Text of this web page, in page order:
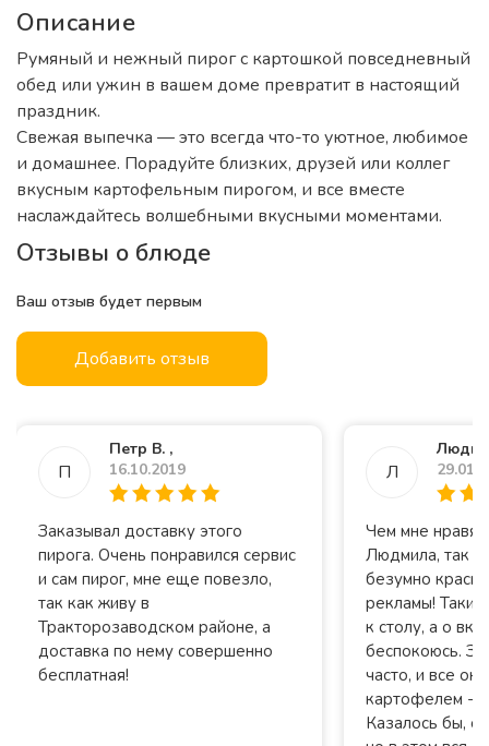
Описание
Румяный и нежный пирог с картошкой повседневный
обед или ужин в вашем доме превратит в настоящий
праздник.
Свежая выпечка — это всегда что-то уютное, любимое
и домашнее. Порадуйте близких, друзей или коллег
вкусным картофельным пирогом, и все вместе
наслаждайтесь волшебными вкусными моментами.
Отзывы о блюде
Ваш отзыв будет первым
Добавить отзыв
П
Петр В. ,
16.10.2019
Заказывал доставку этого
пирога. Очень понравился сервис
и сам пирог, мне еще повезло,
так как живу в
Тракторозаводском районе, а
доставка по нему совершенно
бесплатная!
Л
Чем мне
Людмила, так
безумно
рекламы!
к столу, а о
беспокоюсь.
часто, и все
картофелем -
Казалось бы,